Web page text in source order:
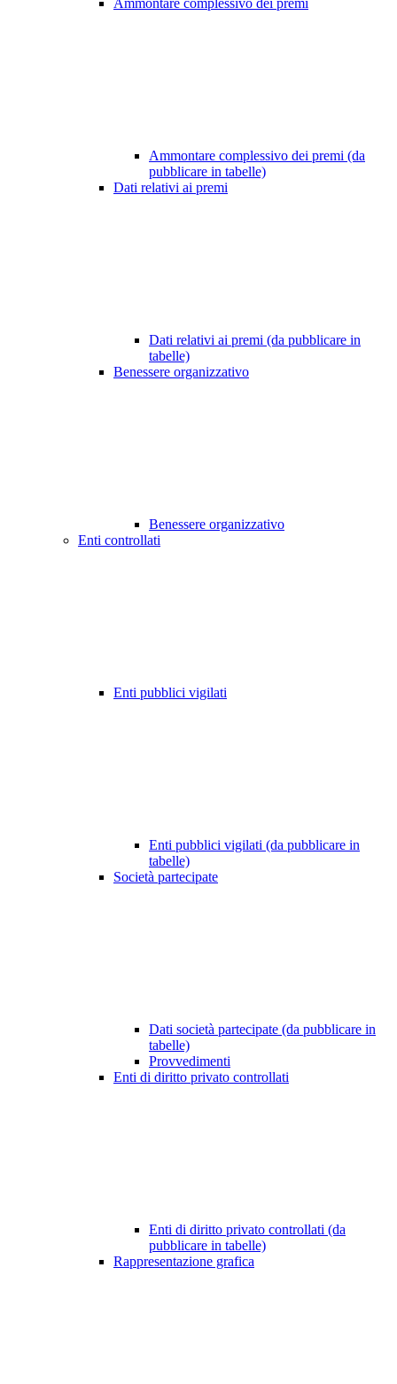
Ammontare complessivo dei premi
Ammontare complessivo dei premi (da
pubblicare in tabelle)
Dati relativi ai premi
Dati relativi ai premi (da pubblicare in
tabelle)
Benessere organizzativo
Benessere organizzativo
Enti controllati
Enti pubblici vigilati
Enti pubblici vigilati (da pubblicare in
tabelle)
Società partecipate
Dati società partecipate (da pubblicare in
tabelle)
Provvedimenti
Enti di diritto privato controllati
Enti di diritto privato controllati (da
pubblicare in tabelle)
Rappresentazione grafica